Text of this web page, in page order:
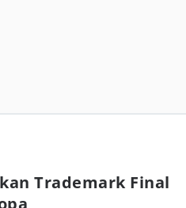
Trademark Final